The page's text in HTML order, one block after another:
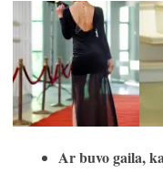
Ar buvo gaila,